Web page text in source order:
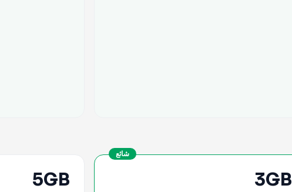
شائع
3GB
5GB